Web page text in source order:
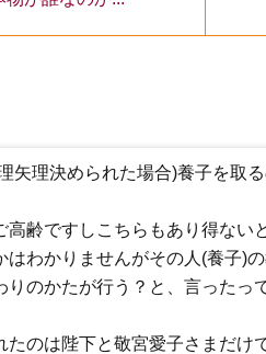
矢理決められた場合)養子を取
齢ですしこちらもあり得ない
はわかりませんがその人(養子)
りのかたが行う？と、言った
たのは陛下と敬宮愛子さまだけ